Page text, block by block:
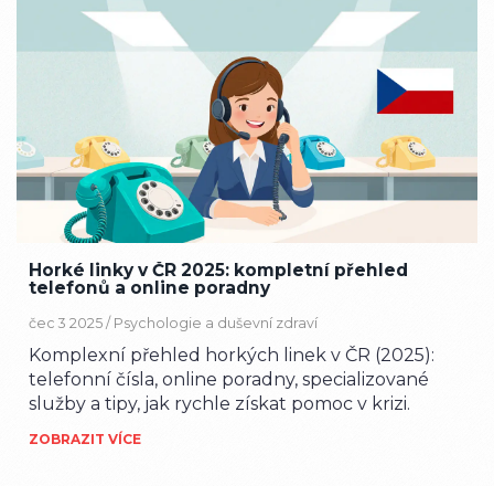
Horké linky v ČR 2025: kompletní přehled
telefonů a online poradny
čec 3 2025 / Psychologie a duševní zdraví
Komplexní přehled horkých linek v ČR (2025):
telefonní čísla, online poradny, specializované
služby a tipy, jak rychle získat pomoc v krizi.
ZOBRAZIT VÍCE